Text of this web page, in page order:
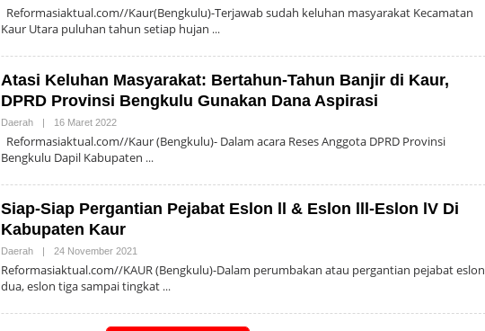
Reformasiaktual.com//Kaur(Bengkulu)-Terjawab sudah keluhan masyarakat Kecamatan
Kaur Utara puluhan tahun setiap hujan
Atasi Keluhan Masyarakat: Bertahun-Tahun Banjir di Kaur,
DPRD Provinsi Bengkulu Gunakan Dana Aspirasi
Daerah | 16 Maret 2022Oleh
Reformasiaktual.com//Kaur (Bengkulu)- Dalam acara Reses Anggota DPRD Provinsi
Bengkulu Dapil Kabupaten
Siap-Siap Pergantian Pejabat Eslon ll & Eslon lll-Eslon lV Di
Kabupaten Kaur
Daerah | 24 November 2021
Reformasiaktual.com//KAUR (Bengkulu)-Dalam perumbakan atau pergantian pejabat eslon
dua, eslon tiga sampai tingkat